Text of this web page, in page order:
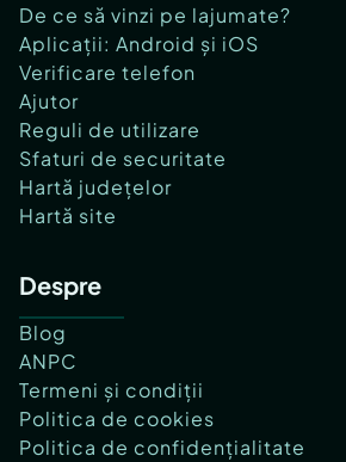
De ce să vinzi pe lajumate?
Aplicații: Android și iOS
Verificare telefon
Ajutor
Reguli de utilizare
Sfaturi de securitate
Hartă județelor
Hartă site
Despre
Blog
ANPC
Termeni și condiții
Politica de cookies
Politica de confidențialitate